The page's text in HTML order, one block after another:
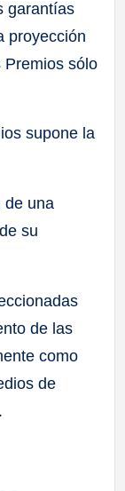
garantías
proyección
Premios sólo
supone la
de una
su
de las
como
de